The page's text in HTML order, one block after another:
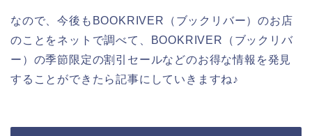
なので、今後もBOOKRIVER（ブックリバー）のお店
のことをネットで調べて、BOOKRIVER（ブックリバ
ー）の季節限定の割引セールなどのお得な情報を発見
することができたら記事にしていきますね♪